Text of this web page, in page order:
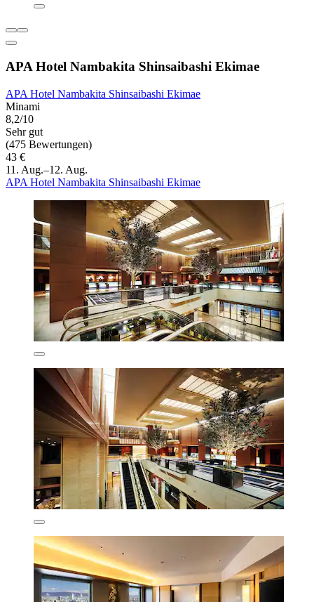
APA Hotel Nambakita Shinsaibashi Ekimae
APA Hotel Nambakita Shinsaibashi Ekimae
Minami
8,2/10
Sehr gut
(475 Bewertungen)
43 €
11. Aug.–12. Aug.
APA Hotel Nambakita Shinsaibashi Ekimae